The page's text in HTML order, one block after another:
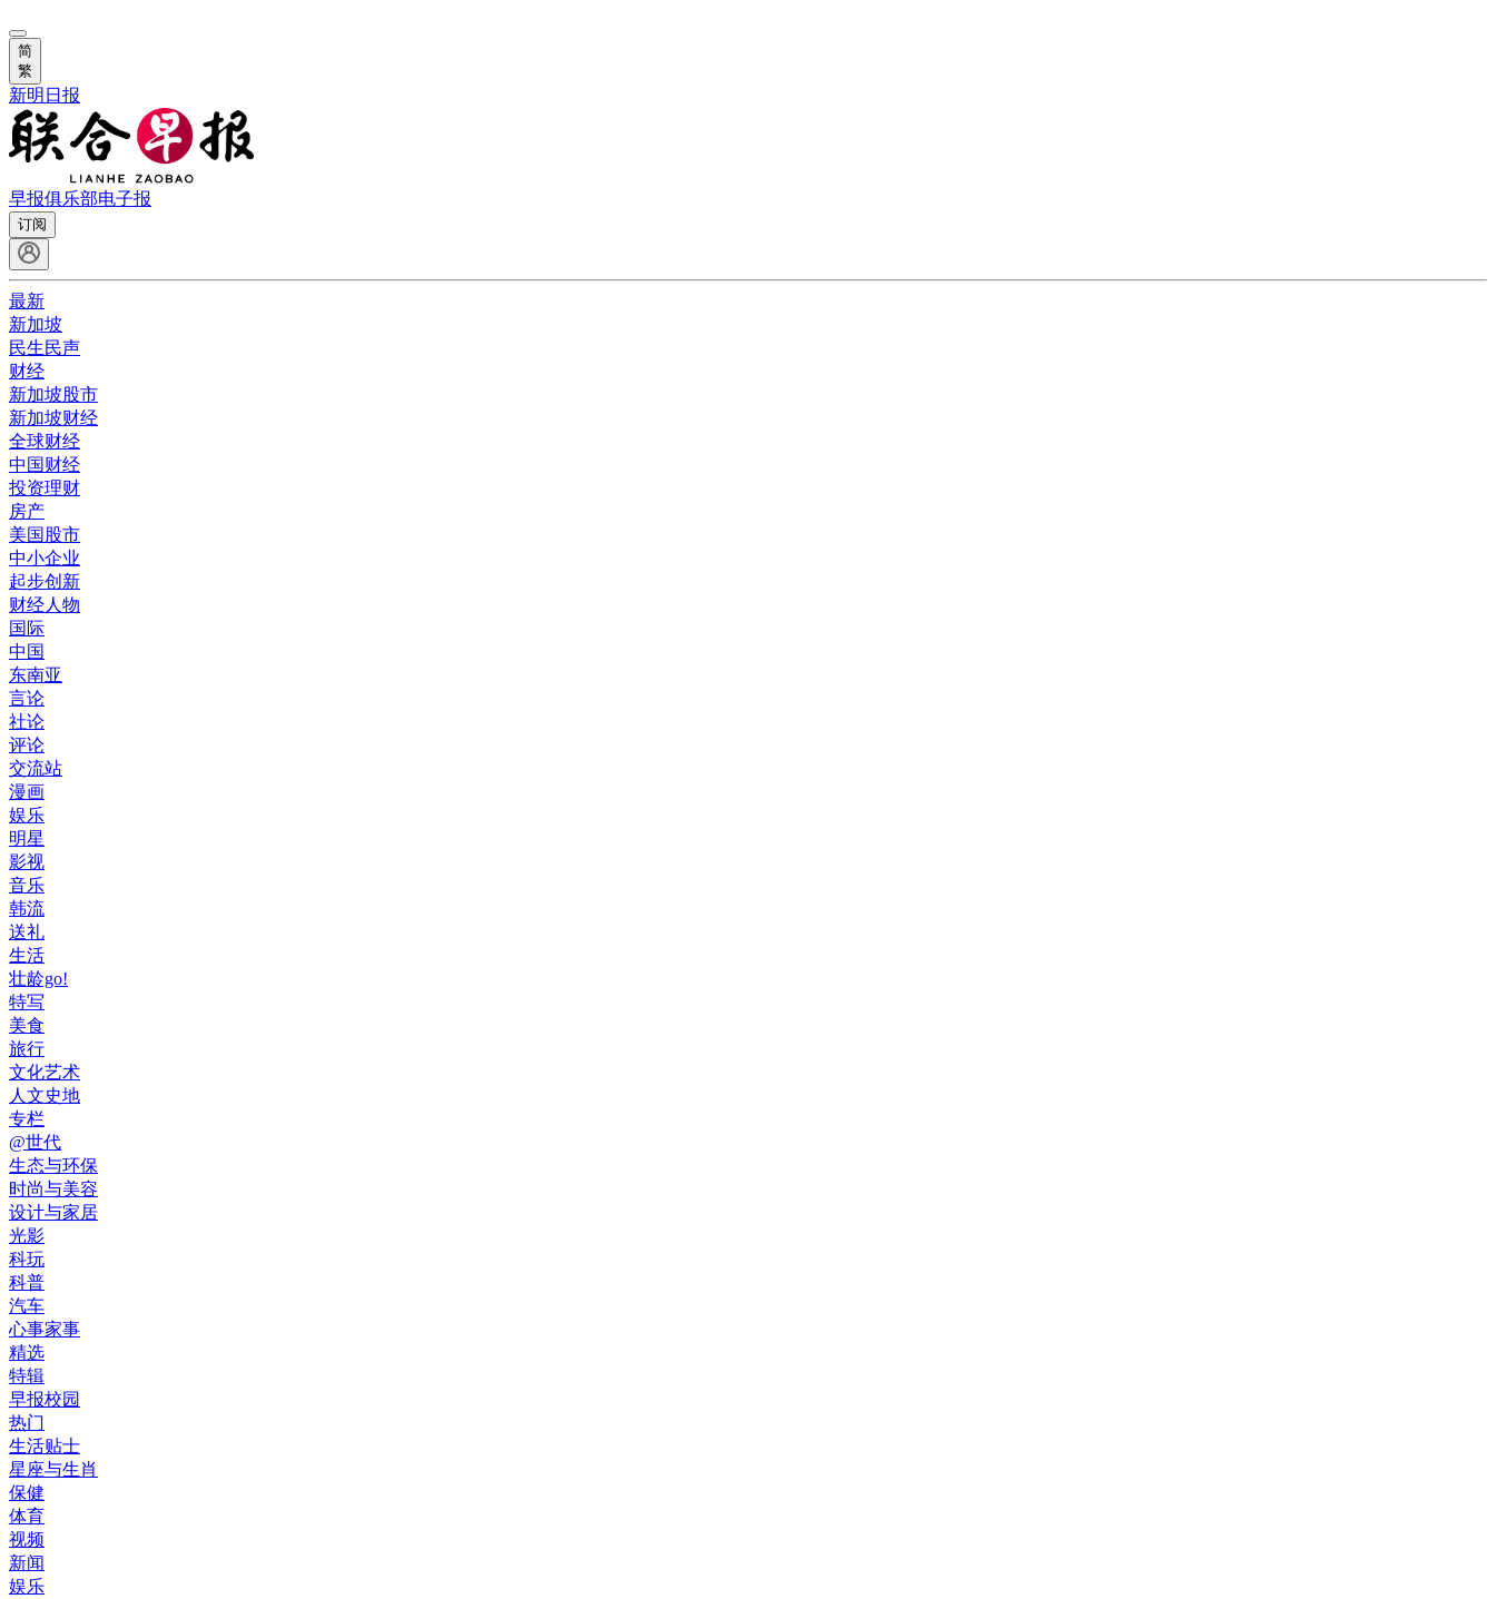
简
繁
新明日报
早报俱乐部电子报
订阅
最新
新加坡
民生民声
财经
新加坡股市
新加坡财经
全球财经
中国财经
投资理财
房产
美国股市
中小企业
起步创新
财经人物
国际
中国
东南亚
言论
社论
评论
交流站
漫画
娱乐
明星
影视
音乐
韩流
送礼
生活
壮龄go!
特写
美食
旅行
文化艺术
人文史地
专栏
@世代
生态与环保
时尚与美容
设计与家居
光影
科玩
科普
汽车
心事家事
精选
特辑
早报校园
热门
生活贴士
星座与生肖
保健
体育
视频
新闻
娱乐